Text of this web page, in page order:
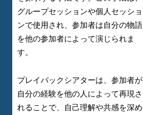
グループセッションや個人セッショ
ンで使用され、参加者は自分の物語
を他の参加者によって演じられま
す。
プレイバックシアターは、参加者が
自分の経験を他の人によって再現さ
れることで、自己理解や共感を深め